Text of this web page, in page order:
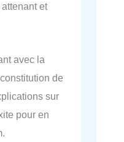
et
avec la
de
sur
pour en